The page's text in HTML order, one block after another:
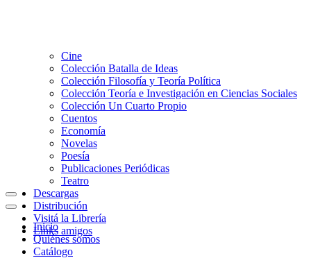
Cine
Colección Batalla de Ideas
Colección Filosofía y Teoría Política
Colección Teoría e Investigación en Ciencias Sociales
Colección Un Cuarto Propio
Cuentos
Economía
Novelas
Poesía
Publicaciones Periódicas
Teatro
Descargas
Distribución
Visitá la Librería
Links amigos
Menú
de
navegación
Menú
navegación
Inicio
Quiénes somos
Catálogo